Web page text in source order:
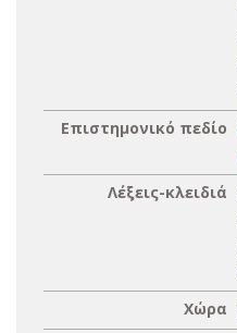
Επιστημονικό πεδίο
Λέξεις-κλειδιά
Χώρα